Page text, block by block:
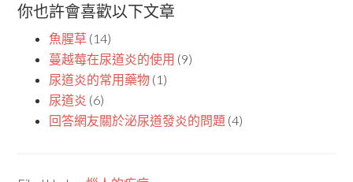
你也許會喜歡以下文章
魚腥草 (14)
蔓越莓在尿道炎的使用 (9)
尿道炎的常用藥物 (1)
尿道炎 (6)
回答網友關於泌尿道發炎的問題 (4)